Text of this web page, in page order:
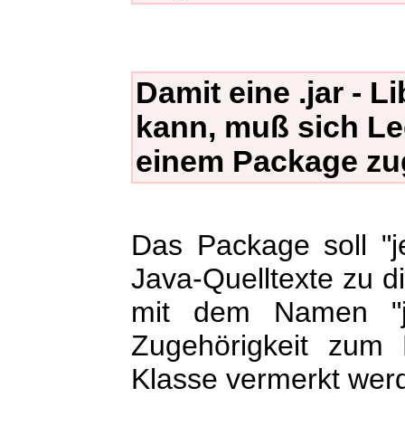
Damit eine .jar -
kann, muß sich
einem Package
Das Package soll
Java-Quelltexte zu
mit dem Namen
Zugehörigkeit
Klasse vermerkt